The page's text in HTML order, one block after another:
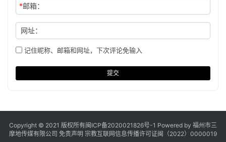
*邮箱：
网址：
记住昵称、邮箱和网址，下次评论免输入
提交
Copyright © 2021 版权所有闽ICP备2020021826号-1 Powered by 福州市三
摩地传媒有限公司 免责声明 宗教互联网信息传播许可证闽（2022）0000019